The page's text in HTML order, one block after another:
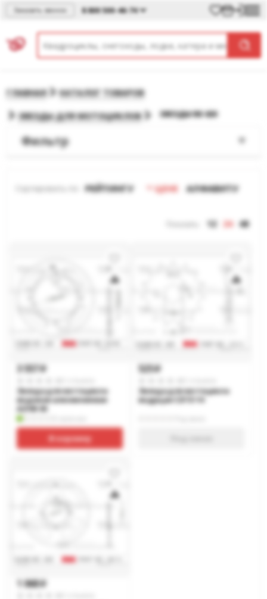
Заказать звонок 8 800 500-46-74
ГЛАВНАЯ КАТАЛОГ ТОВАРОВ
ЗВЕЗДЫ ДЛЯ МОТОЦИКЛОВ ЗВЕЗДЫ RK 420
Фильтр
Сортировать по: РЕЙТИНГУ ЦЕНЕ АЛФАВИТУ
12 24 48
3 557
Звезда для мотоцикла
ведомая алюминиевая
В корзину
525
Звезда для мотоцикла
ведущая C2113-14
1 068